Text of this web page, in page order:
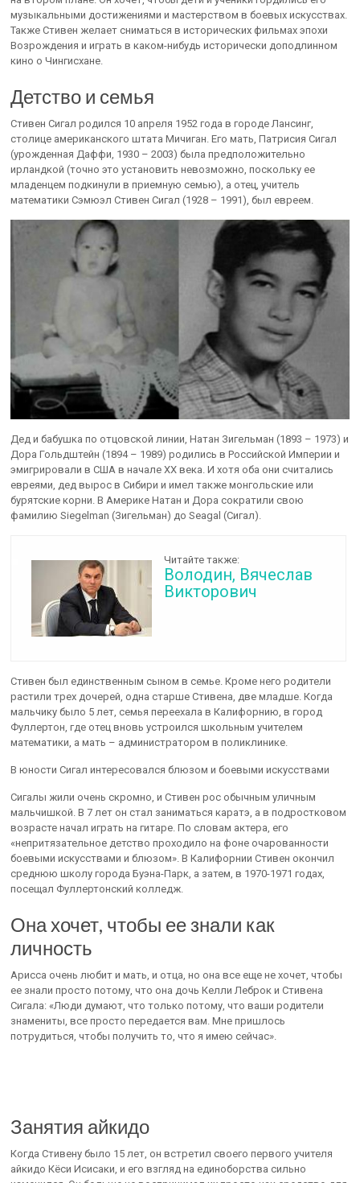
музыкальными достижениями и мастерством в боевых искусствах.
Также Стивен желает сниматься в исторических фильмах эпохи
Возрождения и играть в каком-нибудь исторически доподлинном
кино о Чингисхане.
Детство и семья
Стивен Сигал родился 10 апреля 1952 года в городе Лансинг,
столице американского штата Мичиган. Его мать, Патрисия Сигал
(урожденная Даффи, 1930 – 2003) была предположительно
ирландкой (точно это установить невозможно, поскольку ее
младенцем подкинули в приемную семью), а отец, учитель
математики Сэмюэл Стивен Сигал (1928 – 1991), был евреем.
Дед и бабушка по отцовской линии, Натан Зигельман (1893 – 1973) и
Дора Гольдштейн (1894 – 1989) родились в Российской Империи и
эмигрировали в США в начале ХХ века. И хотя оба они считались
евреями, дед вырос в Сибири и имел также монгольские или
бурятские корни. В Америке Натан и Дора сократили свою
фамилию Siegelman (Зигельман) до Seagal (Сигал).
Читайте также:
Володин, Вячеслав
Викторович
Стивен был единственным сыном в семье. Кроме него родители
растили трех дочерей, одна старше Стивена, две младше. Когда
мальчику было 5 лет, семья переехала в Калифорнию, в город
Фуллертон, где отец вновь устроился школьным учителем
математики, а мать – администратором в поликлинике.
В юности Сигал интересовался блюзом и боевыми искусствами
Сигалы жили очень скромно, и Стивен рос обычным уличным
мальчишкой. В 7 лет он стал заниматься каратэ, а в подростковом
возрасте начал играть на гитаре. По словам актера, его
«непритязательное детство проходило на фоне очарованности
боевыми искусствами и блюзом». В Калифорнии Стивен окончил
среднюю школу города Буэна-Парк, а затем, в 1970-1971 годах,
посещал Фуллертонский колледж.
Она хочет, чтобы ее знали как
личность
Арисса очень любит и мать, и отца, но она все еще не хочет, чтобы
ее знали просто потому, что она дочь Келли Леброк и Стивена
Сигала: «Люди думают, что только потому, что ваши родители
знамениты, все просто передается вам. Мне пришлось
потрудиться, чтобы получить то, что я имею сейчас».
Занятия айкидо
Когда Стивену было 15 лет, он встретил своего первого учителя
айкидо Кёси Исисаки, и его взгляд на единоборства сильно